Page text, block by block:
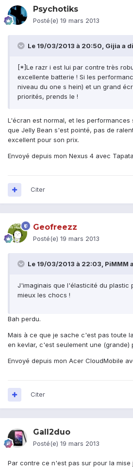
Psychotiks
Posté(e) 19 mars 2013
Le 19/03/2013 à 20:50, Gijia a
[*]Le razr i est lui par contre très
excellente batterie ! Si les
niveau du one s hein) et un grand
priorités, prends le !
L'écran est normal, et les performances
que Jelly Bean s'est pointé, pas de
excellent pour son prix.
Envoyé depuis mon Nexus 4 avec
Citer
Geofreezz
Posté(e) 19 mars 2013
Le 19/03/2013 à 22:03, PiMMM
J'imaginais que l'élasticité du plastic
mieux les chocs !
Bah perdu.
Mais à ce que je sache c'est pas toute
en kevlar, c'est seulement une (grande)
Envoyé depuis mon Acer CloudMobile
Citer
Gall2duo
Posté(e) 19 mars 2013
Par contre ce n'est pas sur pour la mise